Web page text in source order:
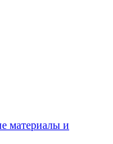
материалы и